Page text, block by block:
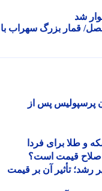
بزرگ سهراب با
پس از
طلا برای فردا
قیمت است؟
رشد؛ تأثیر آن بر قیمت